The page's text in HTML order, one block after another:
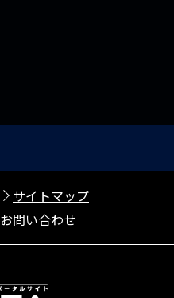
サイトマップ
お問い合わせ